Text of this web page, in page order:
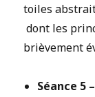
toiles
dont les
brièvement
Séance 5